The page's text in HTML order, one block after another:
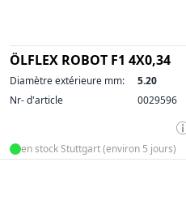
ÖLFLEX ROBOT F1 4X0,34
Diamètre extérieure mm:
5.20
Nr- d'article
0029596
en stock Stuttgart (environ 5 jours)